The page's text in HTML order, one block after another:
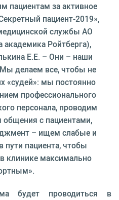
пациентам за активное
пациент-2019»,
службы АО
Ройтберга),
Е.Е. – Они – наши
делаем все, чтобы не
«судей»: мы постоянно
профессионального
персонала, проводим
с пациентами,
– ищем слабые и
пациента, чтобы
клинике максимально
будет проводиться в